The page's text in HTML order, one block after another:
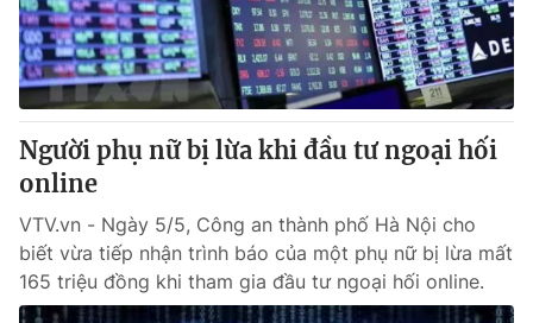
Người phụ nữ bị lừa khi đầu tư ngoại hối
online
VTV.vn - Ngày 5/5, Công an thành phố Hà Nội cho
biết vừa tiếp nhận trình báo của một phụ nữ bị lừa mất
165 triệu đồng khi tham gia đầu tư ngoại hối online.